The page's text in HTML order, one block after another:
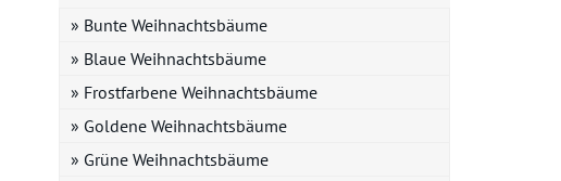
» Bunte Weihnachtsbäume
» Blaue Weihnachtsbäume
» Frostfarbene Weihnachtsbäume
» Goldene Weihnachtsbäume
» Grüne Weihnachtsbäume